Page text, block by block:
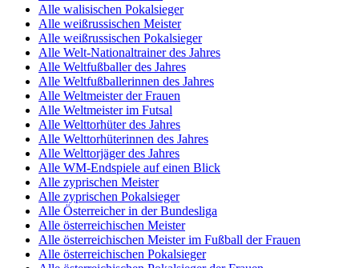
Alle walisischen Pokalsieger
Alle weißrussischen Meister
Alle weißrussischen Pokalsieger
Alle Welt-Nationaltrainer des Jahres
Alle Weltfußballer des Jahres
Alle Weltfußballerinnen des Jahres
Alle Weltmeister der Frauen
Alle Weltmeister im Futsal
Alle Welttorhüter des Jahres
Alle Welttorhüterinnen des Jahres
Alle Welttorjäger des Jahres
Alle WM-Endspiele auf einen Blick
Alle zyprischen Meister
Alle zyprischen Pokalsieger
Alle Österreicher in der Bundesliga
Alle österreichischen Meister
Alle österreichischen Meister im Fußball der Frauen
Alle österreichischen Pokalsieger